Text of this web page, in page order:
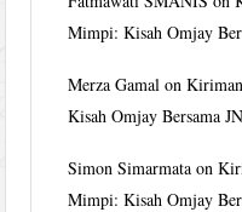
Mimpi: Kisah Omjay
Merza Gamal on
Kisah Omjay Bersama
Simon Simarmata on
Mimpi: Kisah Omjay